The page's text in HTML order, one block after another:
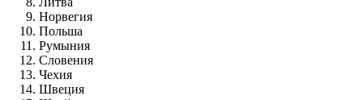
Норвегия
Польша
Румыния
Словения
Чехия
Швеция